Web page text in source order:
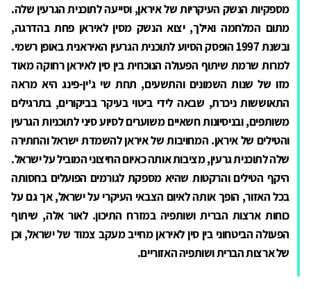
מספקיות הנשק העיקריות של איראן, וסייעה לתוכנית הגרעין שלה.
מתום המלחמה ואילך, יצוא הנשק מסין לאיראן פחת בהדרגה,
ובשנת 1997 הופסק הסיוע לתוכנית הגרעין האיראנית באופן רשמי.
למרות שרמת שיתוף הפעולה הנוכחית בין סין לאיראן רחוקה מאוד
מזו של שנות השמונים והתשעים, תחת שי ג'ין-פינג היא מראה
התאוששות ניכרת, שבאה לידי ביטוי בעיקר בביקורים, בתרגילים
משותפים, ובניסיונות חשאיים משוערים לסיוע סיני לתוכניות הגרעין
והטילים של איראן. המחויבות של איראן להשמדת ישראל והחתירה
שלה לתוכנית גרעין, מציבות אותה כאיום החיצוני המוביל על ישראל.
היקף הטילים והרקטות שהיא מספקת לגורמים הפועלים בחסותה
בכל האזור, הופך אותה לאיום הצבאי העיקרי על ישראל, אך גם על
כוחות ארצות הברית ושותפיה במזרח התיכון. לאור אלה, שיתוף
הפעולה הביטחוני בין סין לאיראן מחייב מעקב צמוד של ישראל, וכן
של ארצות הברית ושותפיה האזוריים.